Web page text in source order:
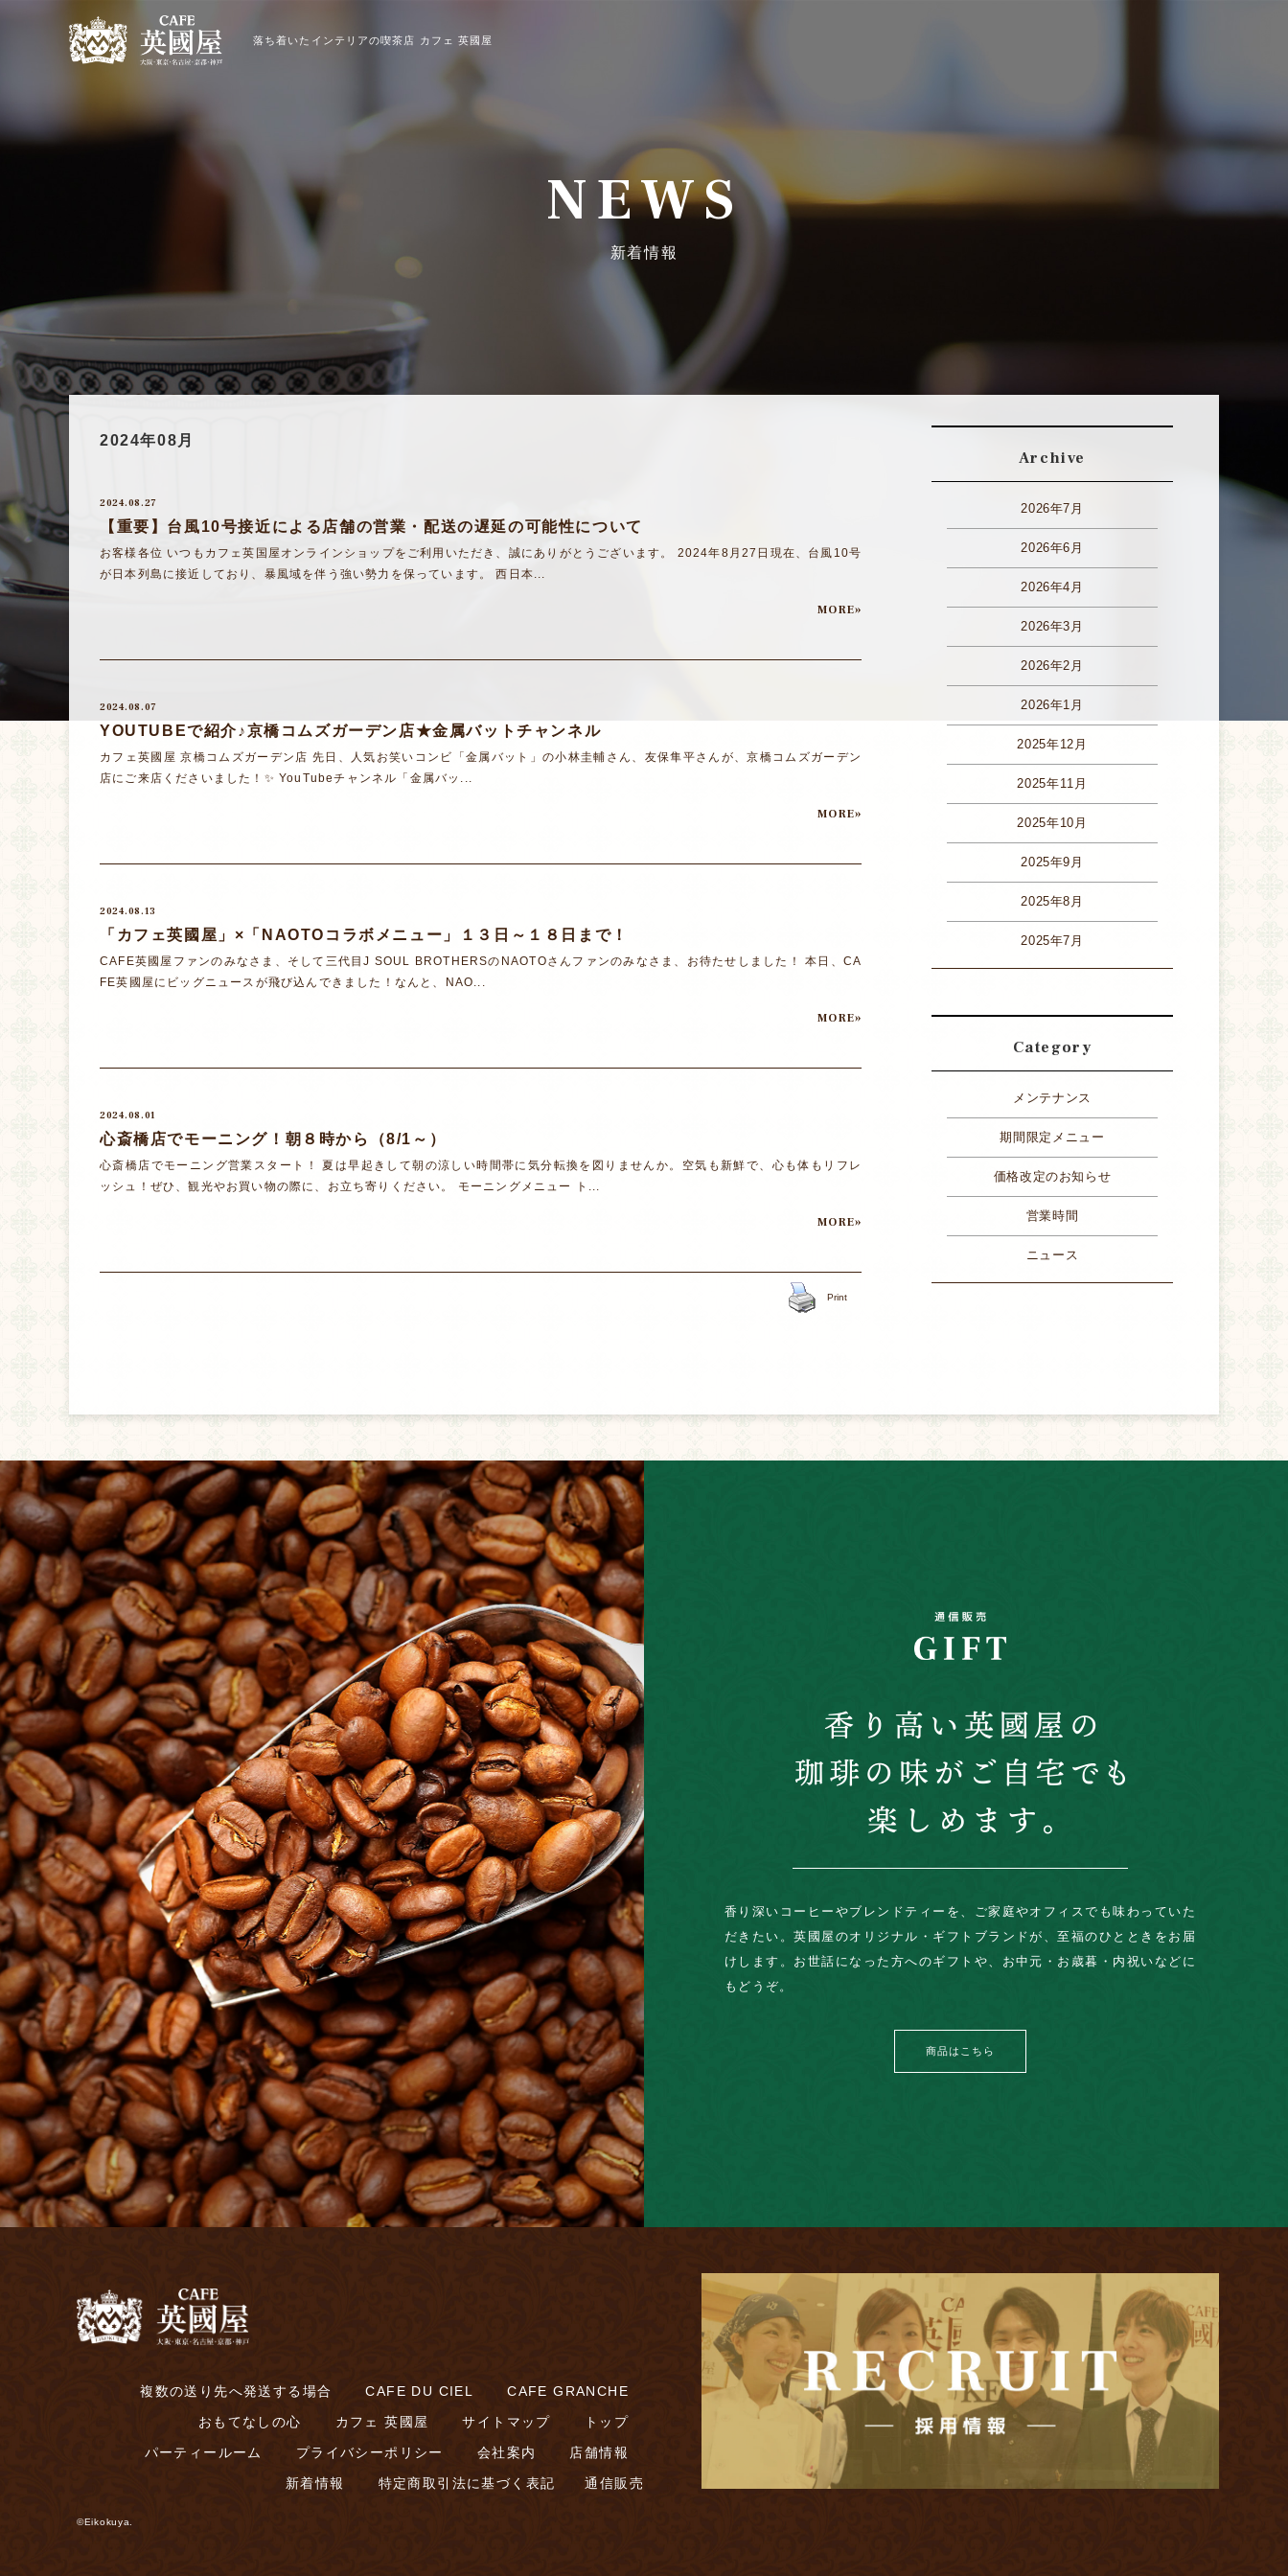
落ち着いたインテリアの喫茶店 カフェ 英國屋
NEWS
新着情報
2024年08月
2024.08.27
【重要】台風10号接近による店舗の営業・配送の遅延の可能性について
お客様各位 いつもカフェ英国屋オンラインショップをご利用いただき、誠にありがとうございます。 2024年8月27日現在、台風10号
が日本列島に接近しており、暴風域を伴う強い勢力を保っています。 西日本...
MORE»
2024.08.07
YOUTUBEで紹介♪京橋コムズガーデン店★金属バットチャンネル
カフェ英國屋 京橋コムズガーデン店 先日、人気お笑いコンビ「金属バット」の小林圭輔さん、友保隼平さんが、京橋コムズガーデン
店にご来店くださいました！✨ YouTubeチャンネル「金属バッ...
MORE»
2024.08.13
「カフェ英國屋」×「NAOTOコラボメニュー」１３日～１８日まで！
CAFE英國屋ファンのみなさま、そして三代目J SOUL BROTHERSのNAOTOさんファンのみなさま、お待たせしました！ 本日、CA
FE英國屋にビッグニュースが飛び込んできました！なんと、NAO...
MORE»
2024.08.01
心斎橋店でモーニング！朝８時から（8/1～）
心斎橋店でモーニング営業スタート！ 夏は早起きして朝の涼しい時間帯に気分転換を図りませんか。空気も新鮮で、心も体もリフレ
ッシュ！ぜひ、観光やお買い物の際に、お立ち寄りください。 モーニングメニュー ト...
MORE»
Print
Archive
2026年7月
2026年6月
2026年4月
2026年3月
2026年2月
2026年1月
2025年12月
2025年11月
2025年10月
2025年9月
2025年8月
2025年7月
Category
メンテナンス
期間限定メニュー
価格改定のお知らせ
営業時間
ニュース
香り深いコーヒーやブレンドティーを、ご家庭やオフィスでも味わっていた
だきたい。英國屋のオリジナル・ギフトブランドが、至福のひとときをお届
けします。お世話になった方へのギフトや、お中元・お歳暮・内祝いなどに
もどうぞ。
商品はこちら
複数の送り先へ発送する場合 CAFE DU CIEL
CAFE GRANCHE
おもてなしの心
カフェ 英國屋 サイトマップ
トップ
パーティールーム
プライバシーポリシー 会社案内
店舗情報
新着情報
特定商取引法に基づく表記 通信販売
©Eikokuya.